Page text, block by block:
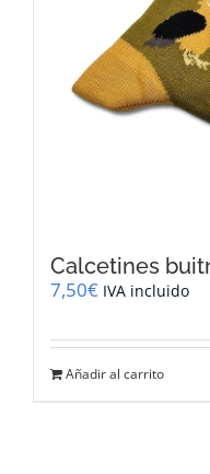
Calcetines
7,50€ IVA incluido
Añadir al carrito